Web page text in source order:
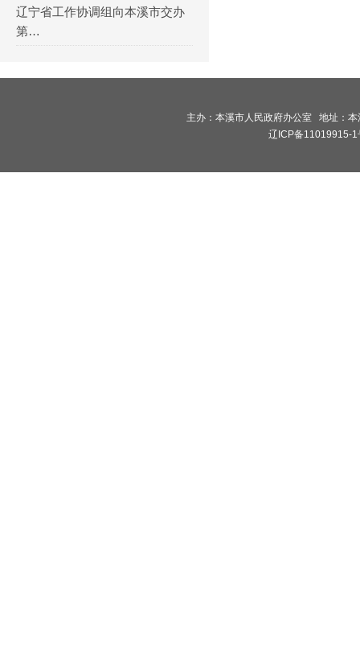
辽宁省工作协调组向本溪市交办
第…
主办：本溪市人民政府办公室 地址：
辽ICP备11019915-1